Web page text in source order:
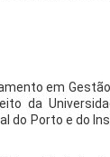
em
da
Porto e do